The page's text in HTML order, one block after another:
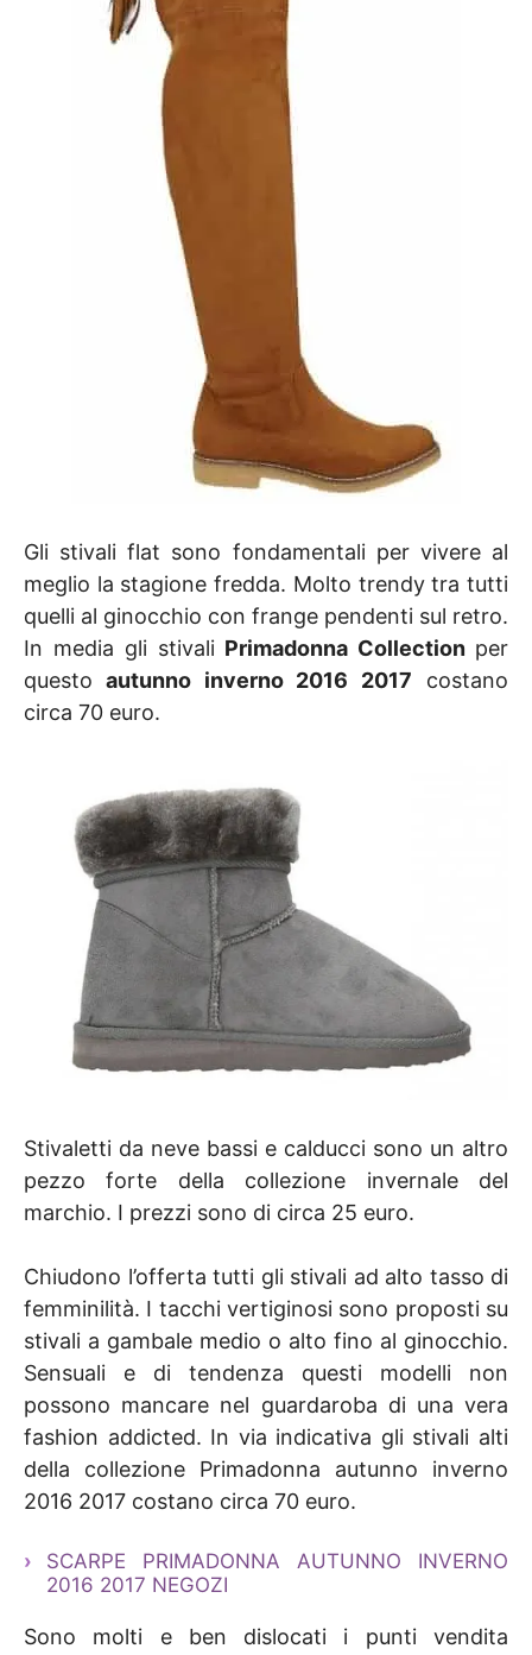
Gli stivali flat sono fondamentali per vivere al
meglio la stagione fredda. Molto trendy tra tutti
quelli al ginocchio con frange pendenti sul retro.
In media gli stivali Primadonna Collection per
questo autunno inverno 2016 2017 costano
circa 70 euro.
Stivaletti da neve bassi e calducci sono un altro
pezzo forte della collezione invernale del
marchio. I prezzi sono di circa 25 euro.
Chiudono l’offerta tutti gli stivali ad alto tasso di
femminilità. I tacchi vertiginosi sono proposti su
stivali a gambale medio o alto fino al ginocchio.
Sensuali e di tendenza questi modelli non
possono mancare nel guardaroba di una vera
fashion addicted. In via indicativa gli stivali alti
della collezione Primadonna autunno inverno
2016 2017 costano circa 70 euro.
SCARPE PRIMADONNA AUTUNNO INVERNO
2016 2017 NEGOZI
Sono molti e ben dislocati i punti vendita